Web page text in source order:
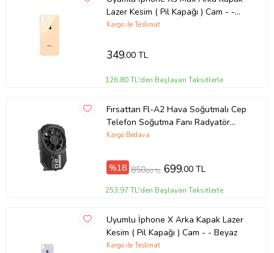
Lazer Kesim ( Pil Kapağı ) Cam - -
Gold
Kargo ile Teslimat
349,00 TL
126,80 TL'den Başlayan Taksitlerle
Fırsattan Fl-A2 Hava Soğutmalı Cep
Telefon Soğutma Fanı Radyatör
Soğutucu
Kargo Bedava
%18 850,00 TL 699,00 TL
253,97 TL'den Başlayan Taksitlerle
Uyumlu İphone X Arka Kapak Lazer
Kesim ( Pil Kapağı ) Cam - - Beyaz
Kargo ile Teslimat